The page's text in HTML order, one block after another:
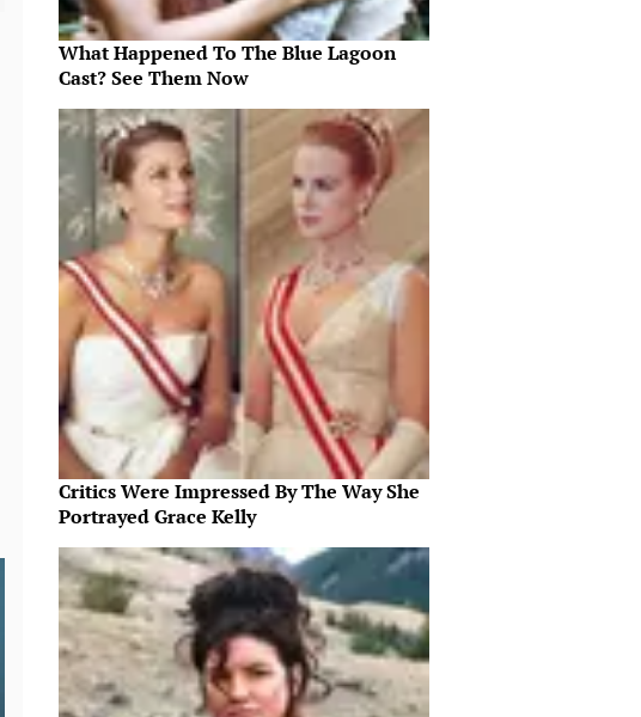
What Happened To The Blue Lagoon
Cast? See Them Now
Critics Were Impressed By The Way She
Portrayed Grace Kelly